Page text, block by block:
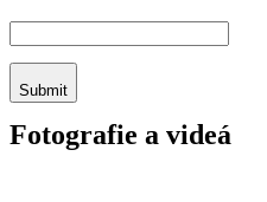
Submit
Fotografie a videá